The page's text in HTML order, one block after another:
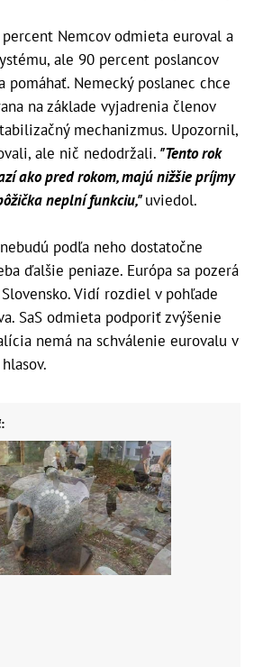
Nemcov odmieta euroval a
ale 90 percent poslancov
pomáhať. Nemecký poslanec chce
na základe vyjadrenia členov
mechanizmus. Upozornil,
ale nič nedodržali. "Tento rok
ako pred rokom, majú nižšie príjmy
neplní funkciu,"uviedol.
podľa neho dostatočne
ďalšie peniaze. Európa sa pozerá
Vidí rozdiel v pohľade
SaS odmieta podporiť zvýšenie
nemá na schválenie eurovalu v